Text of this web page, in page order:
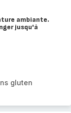
ambiante.
jusqu'à
gluten